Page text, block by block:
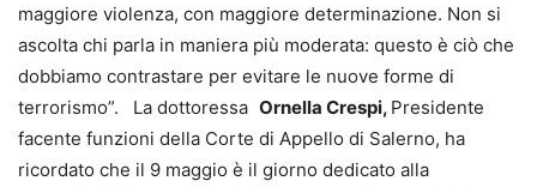
maggiore violenza, con maggiore determinazione. Non si
ascolta chi parla in maniera più moderata: questo è ciò che
dobbiamo contrastare per evitare le nuove forme di
terrorismo”. La dottoressa Ornella Crespi, Presidente
facente funzioni della Corte di Appello di Salerno, ha
ricordato che il 9 maggio è il giorno dedicato alla